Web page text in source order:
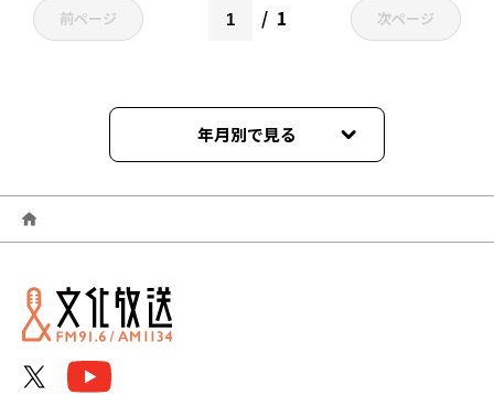
前ページ 1 次ページ
年月別で見る
2024年04月
2024年03月
2024年02月